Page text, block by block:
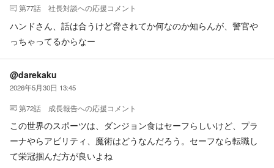
第77話 社長対談への応援コメント
ハンドさん、話は合うけど脅されてか何なのか知らんが、警官や
っちゃってるからなー
@darekaku
2026年5月30日 13:45
第72話 成長報告への応援コメント
この世界のスポーツは、ダンジョン食はセーフらしいけど、プラ
ーナやらアビリティ、魔術はどうなんだろう。セーフなら転職し
て栄冠掴んだ方が良いよね